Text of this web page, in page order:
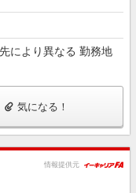
により異なる 勤務地
気になる！
情報提供元